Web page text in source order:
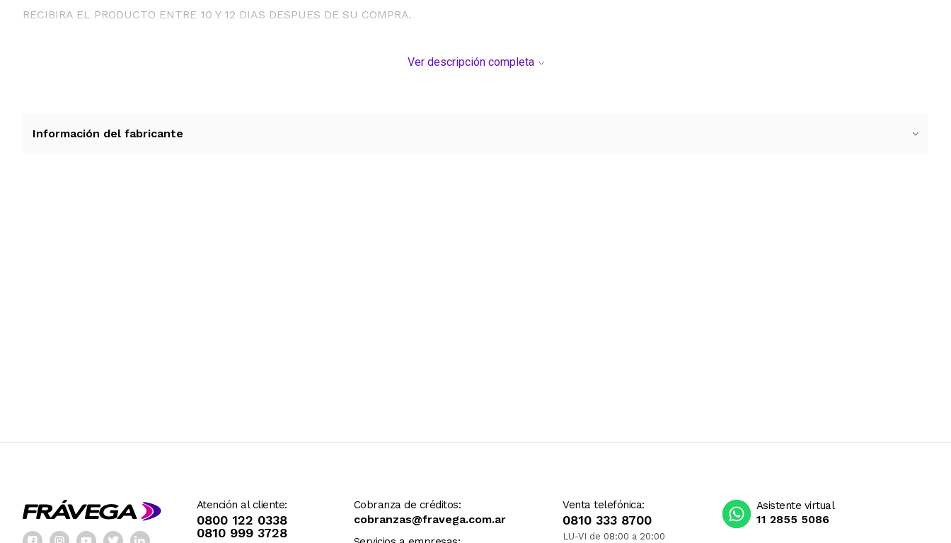
RECIBIRA EL PRODUCTO ENTRE 10 Y 12 DIAS DESPUES DE SU COMPRA.
Ver descripción completa
Información del fabricante
Atención al cliente:
0800 122 0338
0810 999 3728
Cobranza de créditos:
cobranzas@fravega.com.ar
Venta telefónica:
0810 333 8700
LU-VI de 08:00 a 20:00
Asistente virtual
11 2855 5086